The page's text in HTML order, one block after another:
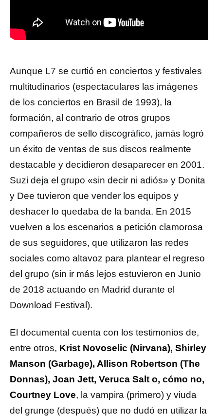
Aunque L7 se curtió en conciertos y festivales
multitudinarios (espectaculares las imágenes
de los conciertos en Brasil de 1993), la
formación, al contrario de otros grupos
compañeros de sello discográfico, jamás logró
un éxito de ventas de sus discos realmente
destacable y decidieron desaparecer en 2001.
Suzi deja el grupo «sin decir ni adiós» y Donita
y Dee tuvieron que vender los equipos y
deshacer lo quedaba de la banda. En 2015
vuelven a los escenarios a petición clamorosa
de sus seguidores, que utilizaron las redes
sociales como altavoz para plantear el regreso
del grupo (sin ir más lejos estuvieron en Junio
de 2018 actuando en Madrid durante el
Download Festival).
El documental cuenta con los testimonios de,
entre otros, Krist Novoselic (Nirvana), Shirley
Manson (Garbage), Allison Robertson (The
Donnas), Joan Jett, Veruca Salt o, cómo no,
Courtney Love, la vampira (primero) y viuda
del grunge (después) que no dudó en utilizar la